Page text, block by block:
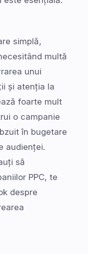
simplă,
multă
unui
și atenția la
foarte mult
o campanie
în bugetare
audienței.
să
PPC, te
despre